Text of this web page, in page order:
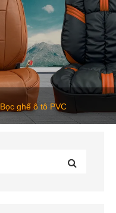
Bọc ghế ô tô PVC